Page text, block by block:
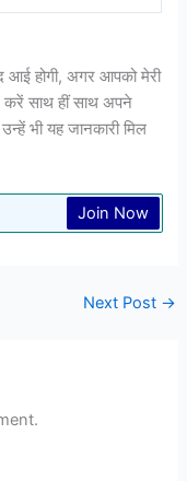
आई होगी, अगर आपको मेरी
करें साथ हीं साथ अपने
भी यह जानकारी मिल
Join Now
Next Post →